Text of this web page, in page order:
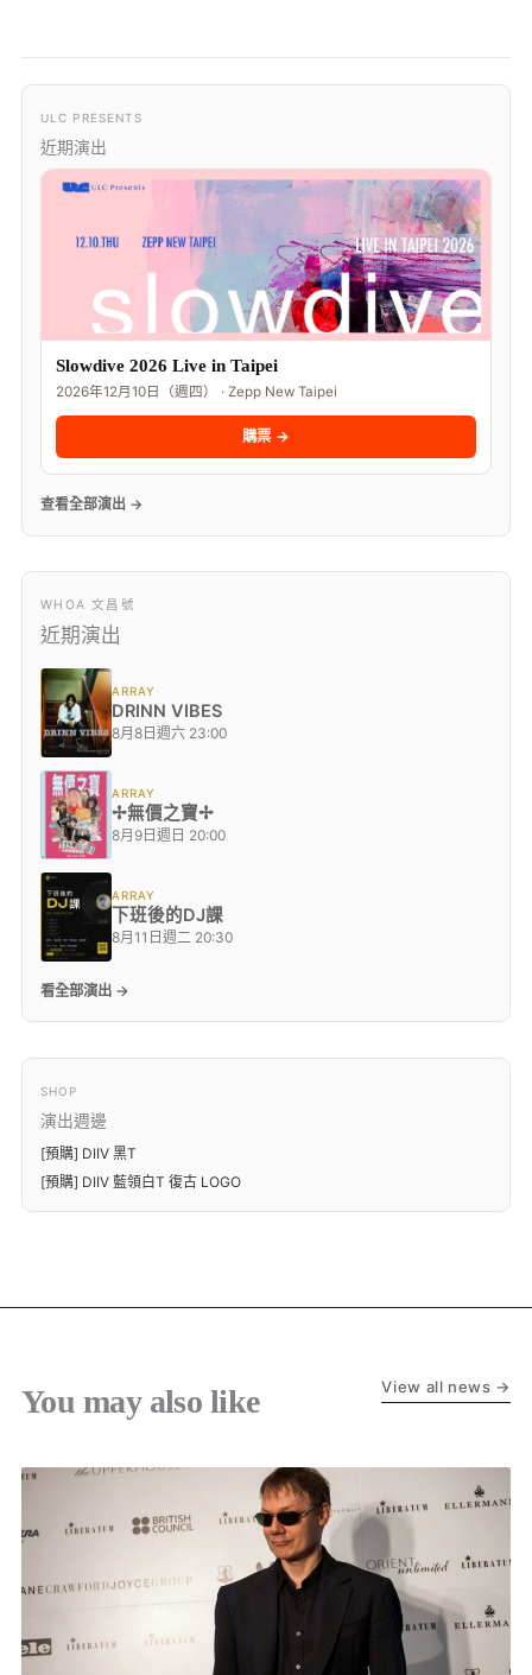
ULC PRESENTS
近期演出
Slowdive 2026 Live in Taipei
2026年12月10日（週四） · Zepp New Taipei
購票 →
查看全部演出 →
WHOA 文昌號
近期演出
ARRAY
DRINN VIBES
8月8日週六 23:00
ARRAY
✢無價之寶✢
8月9日週日 20:00
ARRAY
下班後的DJ課
8月11日週二 20:30
看全部演出 →
SHOP
演出週邊
[預購] DIIV 黑T
[預購] DIIV 藍領白T 復古 LOGO
You may also like View all news →